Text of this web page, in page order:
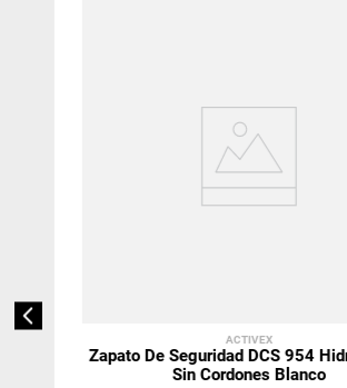
ACTIVEX
Zapato De Seguridad DCS 954
Sin Cordones Blanco